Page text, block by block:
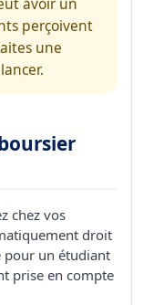
perçoivent
une
chez vos
droit
pour un étudiant
prise en compte